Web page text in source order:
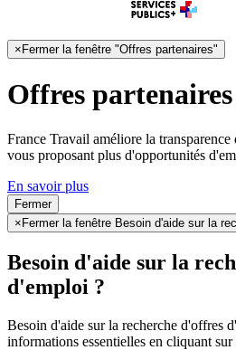
× Fermer la fenêtre "Offres partenaires"
Offres partenaires
France Travail améliore la
vous proposant plus d'opportunités
En savoir plus
Fermer
× Fermer la fenêtre Besoin d'aide sur la
Besoin d'aide sur la
d'emploi ?
Besoin d'aide sur la recherche d'offres
informations essentielles en cliquant